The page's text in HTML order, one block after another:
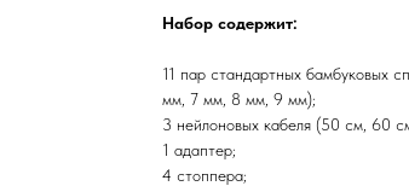
Набор содержит:
11 пар стандартных
мм, 7 мм, 8 мм, 9 мм);
3 нейлоновых кабеля (50 см, 60
1 адаптер;
4 стоппера;